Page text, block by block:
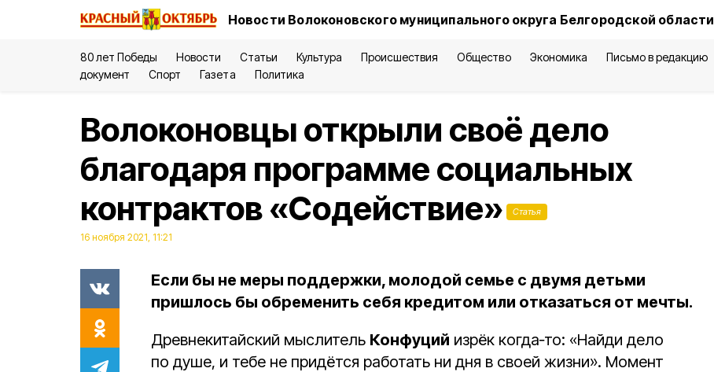
Новости Волоконовского муниципального округа Белгородской области
80 лет Победы Новости Статьи Культура Происшествия Общество Экономика Письмо в редакцию
документ
Спорт Газета Политика
Волоконовцы открыли своё дело
благодаря программе социальных
контрактов «Содействие»
Статья
16 ноября 2021, 11:21
Если бы не меры поддержки, молодой семье с двумя детьми
пришлось бы обременить себя кредитом или отказаться от мечты.
Древнекитайский мыслитель Конфуций изрёк когда‑то: «Найди дело
по душе, и тебе не придётся работать ни дня в своей жизни». Момент